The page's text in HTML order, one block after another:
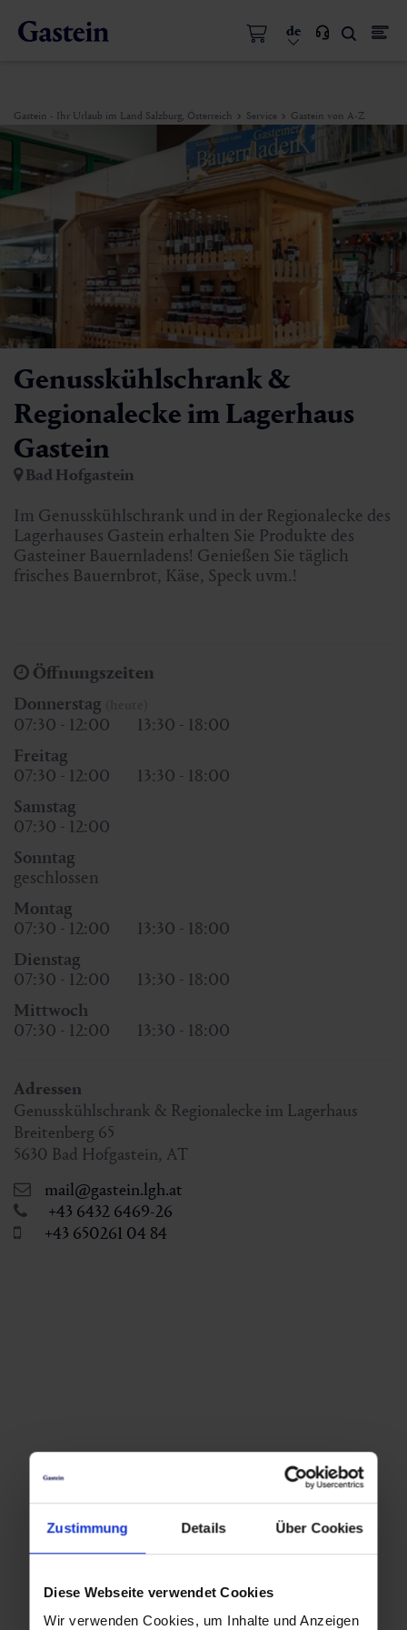
Zustimmung Details Über Cookies
Diese Webseite verwendet Cookies
Wir verwenden Cookies, um Inhalte und Anzeigen
de
Gastein - Ihr Urlaub im Land Salzburg, Österreich Service Gastein von A-Z
Genusskühlschrank &
Regionalecke im Lagerhaus
Gastein
Bad Hofgastein
Im Genusskühlschrank und in der Regionalecke des
Lagerhauses Gastein erhalten Sie Produkte des
Gasteiner Bauernladens! Genießen Sie täglich
frisches Bauernbrot, Käse, Speck uvm.!
Öffnungszeiten
Donnerstag
07:30 - 12:00
13:30 - 18:00
Freitag
07:30 - 12:00
13:30 - 18:00
Samstag
07:30 - 12:00
Sonntag
geschlossen
Montag
07:30 - 12:00
13:30 - 18:00
Dienstag
07:30 - 12:00
13:30 - 18:00
Mittwoch
07:30 - 12:00
13:30 - 18:00
Adressen
Genusskühlschrank & Regionalecke im Lagerhaus
Breitenberg 65
5630 Bad Hofgastein, AT
mail@gastein.lgh.at
+43 6432 6469-26
+43 650261 04 84